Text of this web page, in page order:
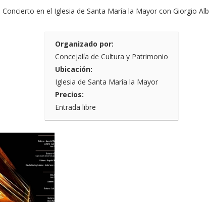
Concierto en el Iglesia de Santa María la Mayor con Giorgio
Organizado por:
Concejalía de Cultura y Patrimonio
Ubicación:
Iglesia de Santa María la Mayor
Precios:
Entrada libre